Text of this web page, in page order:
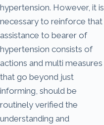
hypertension. However, it is
necessary to reinforce that
assistance to bearer of
hypertension consists of
actions and multi measures
that go beyond just
informing, should be
routinely verified the
understanding and